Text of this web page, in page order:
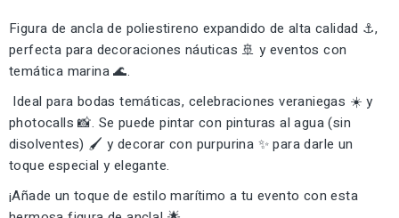
Figura de ancla de poliestireno expandido de alta calidad ⚓,
perfecta para decoraciones náuticas 🚢 y eventos con
temática marina 🌊.
Ideal para bodas temáticas, celebraciones veraniegas ☀️ y
photocalls 📸. Se puede pintar con pinturas al agua (sin
disolventes) 🖌️ y decorar con purpurina ✨ para darle un
toque especial y elegante.
¡Añade un toque de estilo marítimo a tu evento con esta